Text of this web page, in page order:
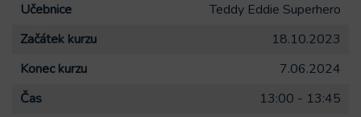
Učebnice
Teddy Eddie Superhero
Začátek kurzu
18.10.2023
Konec kurzu
7.06.2024
Čas
13:00 - 13:45